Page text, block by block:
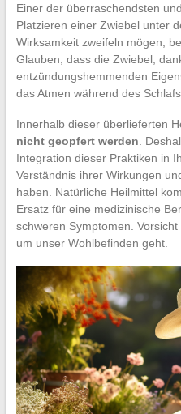
Einer der überraschendsten
Platzieren einer Zwiebel unter
Wirksamkeit zweifeln mögen,
Glauben, dass die Zwiebel,
entzündungshemmenden
das Atmen während des
Innerhalb dieser überlieferten
nicht geopfert werden .
Integration dieser Praktiken in
Verständnis ihrer Wirkungen
haben. Natürliche Heilmittel
Ersatz für eine medizinische
schweren Symptomen.
um unser Wohlbefinden geht.